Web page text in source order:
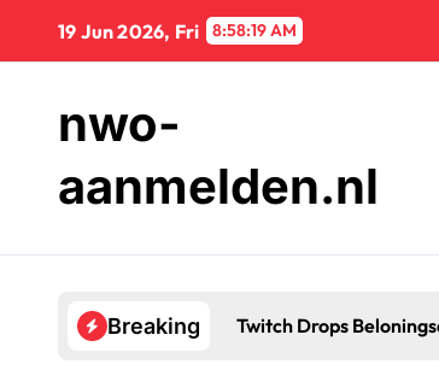
content
19 Jun 2026, Fri 8:58:21 AM
nwo-
aanmelden.nl
Breaking Twitch Drops